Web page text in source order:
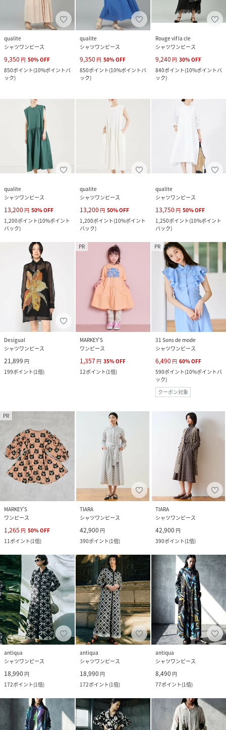
qualite
シャツワンピース
9,350 円 50%OFF
850ポイント(10%ポイントバ
ック)
qualite
シャツワンピース
9,350 円 50%OFF
850ポイント(10%ポイントバ
ック)
Rouge vif la cle
シャツワンピース
9,240 円 30%OFF
840ポイント(10%ポイントバ
ック)
qualite
シャツワンピース
13,200 円 50%OFF
1,200ポイント(10%ポイント
バック)
qualite
シャツワンピース
13,200 円 50%OFF
1,200ポイント(10%ポイント
バック)
qualite
シャツワンピース
13,750 円 50%OFF
1,250ポイント(10%ポイント
バック)
Desigual
シャツワンピース
21,899 円
199ポイント(1倍)
PR
MARKEY’S
ワンピース
1,357 円 35%OFF
12ポイント(1倍)
PR
31 Sons de mode
シャツワンピース
6,490 円 60%OFF
590ポイント(10%ポイントバ
ック)
クーポン対象
PR
MARKEY’S
ワンピース
1,265 円 50%OFF
11ポイント(1倍)
TIARA
シャツワンピース
42,900 円
390ポイント(1倍)
TIARA
シャツワンピース
42,900 円
390ポイント(1倍)
antiqua
シャツワンピース
18,990 円
172ポイント(1倍)
antiqua
シャツワンピース
18,990 円
172ポイント(1倍)
antiqua
シャツワンピース
8,490 円
77ポイント(1倍)